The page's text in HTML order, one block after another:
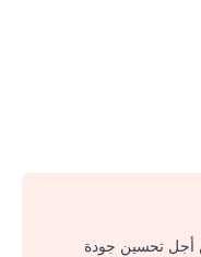
أجل تحسين جودة